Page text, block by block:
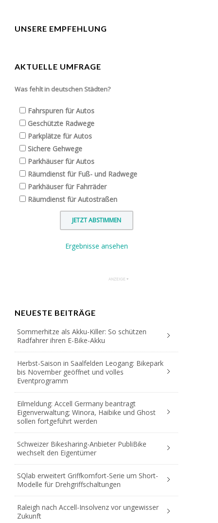
UNSERE EMPFEHLUNG
AKTUELLE UMFRAGE
Was fehlt in deutschen Städten?
Fahrspuren für Autos
Geschützte Radwege
Parkplätze für Autos
Sichere Gehwege
Parkhäuser für Autos
Räumdienst für Fuß- und Radwege
Parkhäuser für Fahrräder
Räumdienst für Autostraßen
Ergebnisse ansehen
NEUESTE BEITRÄGE
Sommerhitze als Akku-Killer: So schützen
Radfahrer ihren E-Bike-Akku
Herbst-Saison in Saalfelden Leogang: Bikepark
bis November geöffnet und volles
Eventprogramm
Eilmeldung: Accell Germany beantragt
Eigenverwaltung; Winora, Haibike und Ghost
sollen fortgeführt werden
Schweizer Bikesharing-Anbieter PubliBike
wechselt den Eigentümer
SQlab erweitert Griffkomfort-Serie um Short-
Modelle für Drehgriffschaltungen
Raleigh nach Accell-Insolvenz vor ungewisser
Zukunft